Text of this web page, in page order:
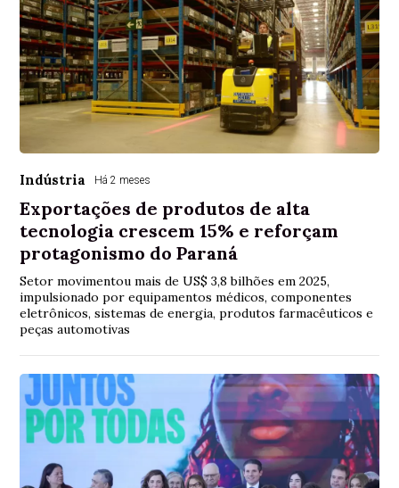
Indústria Há 2 meses
Exportações de produtos de alta
tecnologia crescem 15% e reforçam
protagonismo do Paraná
Setor movimentou mais de US$ 3,8 bilhões em 2025,
impulsionado por equipamentos médicos, componentes
eletrônicos, sistemas de energia, produtos farmacêuticos e
peças automotivas